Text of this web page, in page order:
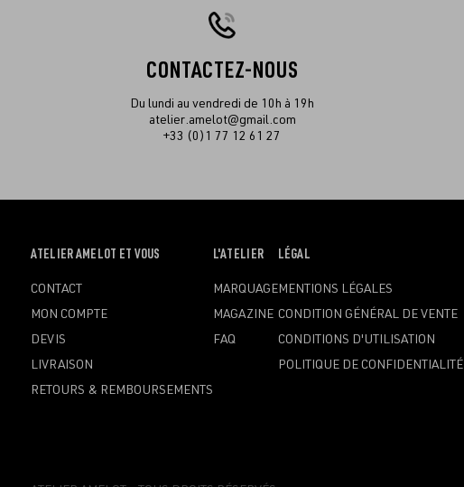
CONTACTEZ-NOUS
Du lundi au vendredi de 10h à 19h
atelier.amelot@gmail.com
+33 (0)1 77 12 61 27
OUVRIR
MENU
ATELIER AMELOT ET VOUS
CONTACT
MON COMPTE
DEVIS
LIVRAISON
RETOURS & REMBOURSEMENTS
OUVRIR
MENU
L'ATELIER
MARQUAGE
MAGAZINE
FAQ
OUVRIR
MENU
LÉGAL
MENTIONS LÉGALES
CONDITION GÉNÉRAL DE VENTE
CONDITIONS D'UTILISATION
POLITIQUE DE CONFIDENTIALITÉ